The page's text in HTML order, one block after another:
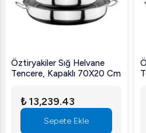
Öztiryakiler Sığ Helvane
Tencere, Kapaklı 70X20 Cm
₺ 13,239.43
Sepete Ekle